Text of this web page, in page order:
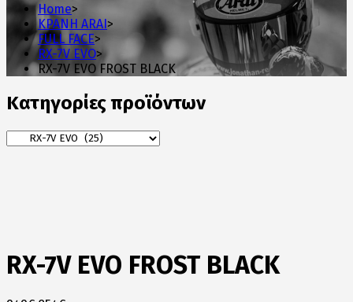
Home>
ΚΡΑΝΗ ARAI>
FULL FACE>
RX-7V EVO>
RX-7V EVO FROST BLACK
Κατηγορίες προϊόντων
RX-7V EVO FROST BLACK